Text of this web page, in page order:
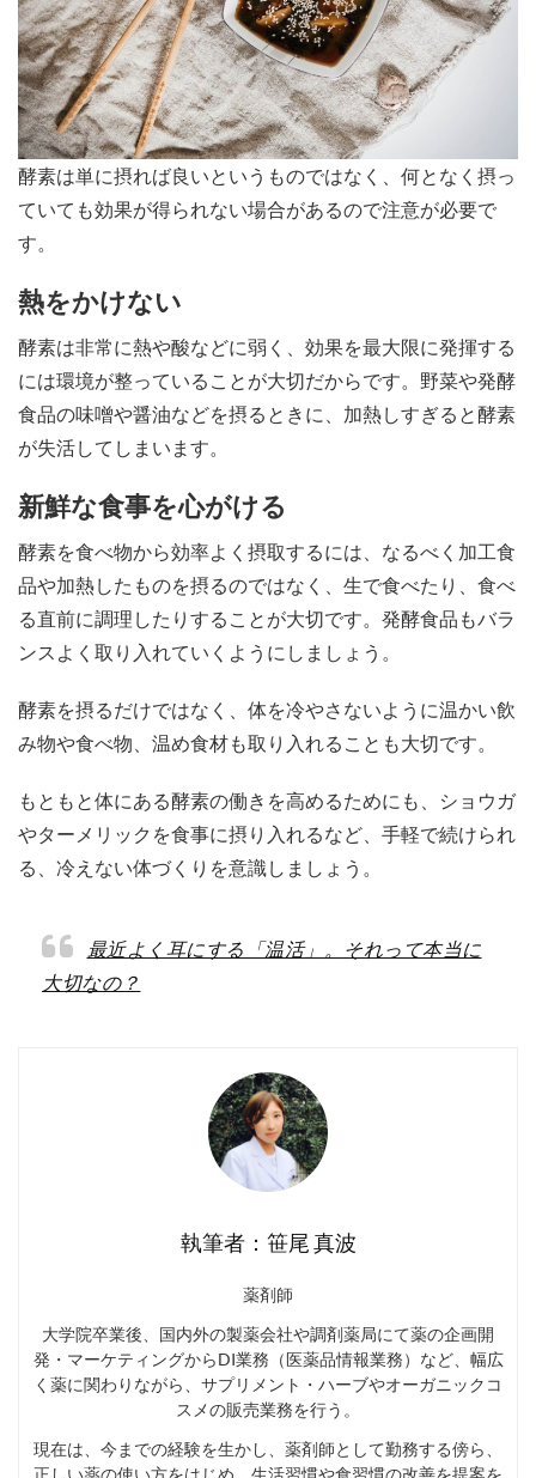
酵素は単に摂れば良いというものではなく、何となく摂っ
ていても効果が得られない場合があるので注意が必要で
す。
熱をかけない
酵素は非常に熱や酸などに弱く、効果を最大限に発揮する
には環境が整っていることが大切だからです。野菜や発酵
食品の味噌や醤油などを摂るときに、加熱しすぎると酵素
が失活してしまいます。
新鮮な食事を心がける
酵素を食べ物から効率よく摂取するには、なるべく加工食
品や加熱したものを摂るのではなく、生で食べたり、食べ
る直前に調理したりすることが大切です。発酵食品もバラ
ンスよく取り入れていくようにしましょう。
酵素を摂るだけではなく、体を冷やさないように温かい飲
み物や食べ物、温め食材も取り入れることも大切です。
もともと体にある酵素の働きを高めるためにも、ショウガ
やターメリックを食事に摂り入れるなど、手軽で続けられ
る、冷えない体づくりを意識しましょう。
最近よく耳にする「温活」。それって本当に
大切なの？
執筆者：笹尾 真波
薬剤師
大学院卒業後、国内外の製薬会社や調剤薬局にて薬の企画開
発・マーケティングからDI業務（医薬品情報業務）など、幅広
く薬に関わりながら、サプリメント・ハーブやオーガニックコ
スメの販売業務を行う。
現在は、今までの経験を生かし、薬剤師として勤務する傍ら、
正しい薬の使い方をはじめ、生活習慣や食習慣の改善を提案を